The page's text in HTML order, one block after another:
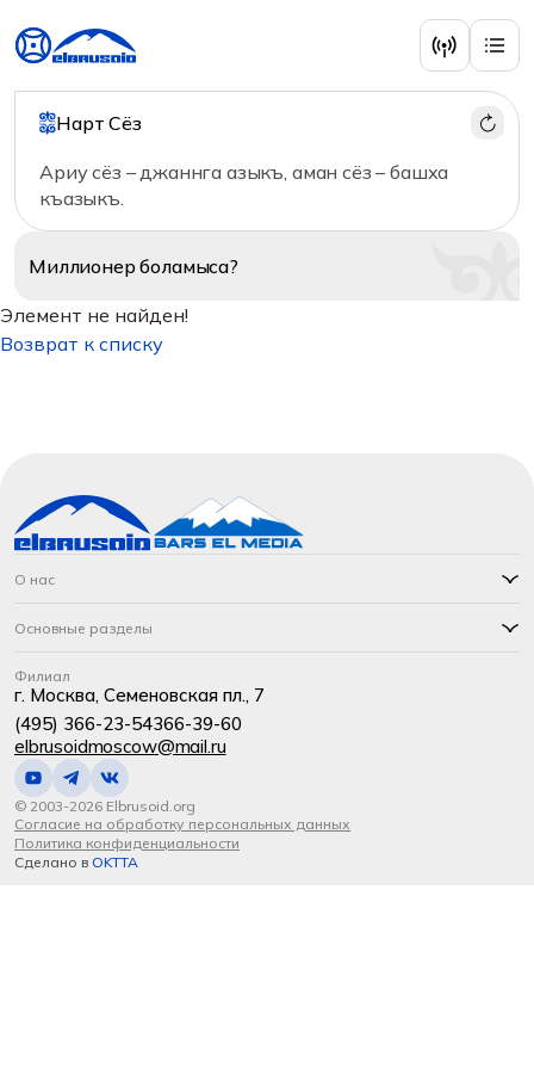
Нарт Сёз
Ариу сёз – джаннга азыкъ, аман сёз – башха
къазыкъ.
Миллионерболамыса?
Элемент не найден!
Возврат к списку
О нас
Основные разделы
Филиал
г. Москва, Семеновская пл., 7
(495) 366-23-54366-39-60
elbrusoidmoscow@mail.ru
© 2003-2026 Elbrusoid.org
Согласие на обработку персональных данных
Политика конфиденциальности
Сделано в OKTTA